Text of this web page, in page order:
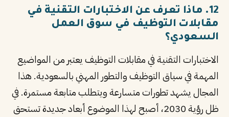
12. ماذا تعرف عن الاختبارات التقنية في
مقابلات التوظيف في سوق العمل
السعودي؟
الاختبارات التقنية في مقابلات التوظيف يعتبر من المواضيع
المهمة في سياق التوظيف والتطور المهني بالسعودية. هذا
المجال يشهد تطورات متسارعة ويتطلب متابعة مستمرة. في
ظل رؤية 2030، أصبح لهذا الموضوع أبعاد جديدة تستحق